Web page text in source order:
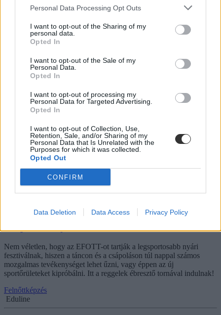
Personal Data Processing Opt Outs
I want to opt-out of the Sharing of my
personal data.
Opted In
I want to opt-out of the Sale of my
Personal Data.
Opted In
I want to opt-out of processing my
Personal Data for Targeted Advertising.
Opted In
I want to opt-out of Collection, Use,
Retention, Sale, and/or Sharing of my
Personal Data that Is Unrelated with the
Purposes for which it was collected.
Opted Out
CONFIRM
Data Deletion Data Access Privacy Policy
Több mint száz fellépő várja az idei EFOTT-ra érkezőket
Felnőttképzés
is lesznek a fesztiválom
mozgásforma, amit az EFOTT fesztivál július 10-16. között vezeti
be a mindennapokba, illetve idén először vegán étkek is terítékre
kerülnek Velencén.
Felnőttképzés
Eduline
Kviddics, wakeboard, sörjógára - ezeket a sportokat
Nem véletlen, hogy az EFOTT-ot tartják a legsportosabb nyári
fesztiválnak, hiszen a táncon és a csápoláson túl nappal számos
mozgalmas tevékenységet lehet űzni, vagy éppen az új
sportőrületeket kipróbálni. Itt a reggelek ébresztő tornával indulnak!
Felnőttképzés
Eduline